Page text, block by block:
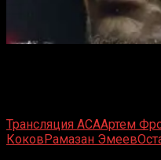
Трансляция ACAАртем
КоковРамазан Эмеев